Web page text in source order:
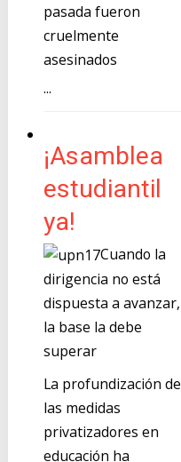
pasada fueron
cruelmente
asesinados
...
¡Asamblea
estudiantil
ya!
Cuando la
dirigencia no está
dispuesta a avanzar,
la base la debe
superar
La profundización de
las medidas
privatizadores en
educación ha